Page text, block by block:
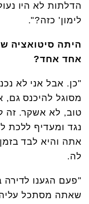
הדלתות לא היו
לימון' כזה?".
היתה סיטואציה
אחד אחד?
"כן. אבל אני לא
מסוגל להיכנס גם,
טוב, לא אשקר. זה
נגד ומעדיף ללכת
אתה והיא לבד
לה.
"פעם הגענו לדירה
שאתה מסתכל עליה